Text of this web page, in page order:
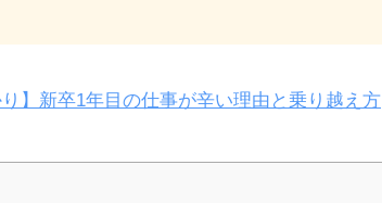
り】新卒1年目の仕事が辛い理由と乗り越え方